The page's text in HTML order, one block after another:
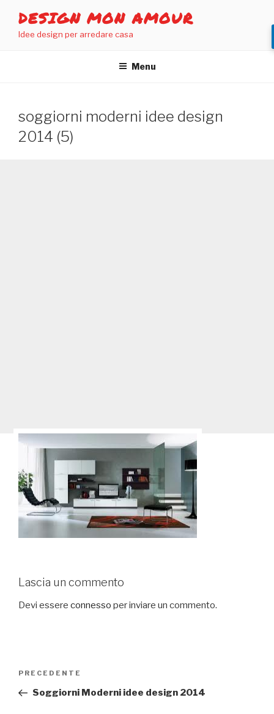
contenuto
DESIGN MON AMOUR
Idee design per arredare casa
Menu
soggiorni moderni idee design
2014 (5)
Lascia un commento
Devi essere connesso per inviare un commento.
Navigazione
Articolo
precedente:
PRECEDENTE
Soggiorni Moderni idee design 2014